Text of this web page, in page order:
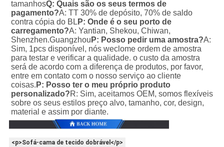
tamanhosQ: Quais são os seus termos de
pagamento?A: TT 30% de depósito, 70% de saldo
contra cópia do BL P: Onde é o seu porto de
carregamento?A: Yantian, Shekou, Chiwan,
Shenzhen.Guangzhou P: Posso pedir uma amostra?A:
Sim, 1pcs disponível, nós weclome ordem de amostra
para testar e verificar a qualidade. o custo da amostra
será de acordo com a diferença de produtos, por favor,
entre em contato com o nosso serviço ao cliente
coisas. P: Posso ter o meu próprio produto
personalizado?R: Sim, aceitamos OEM, somos flexíveis
sobre os seus estilos preço alvo, tamanho, cor, design,
material e assim por diante.
<p>Sofá-cama de tecido dobrável</p>